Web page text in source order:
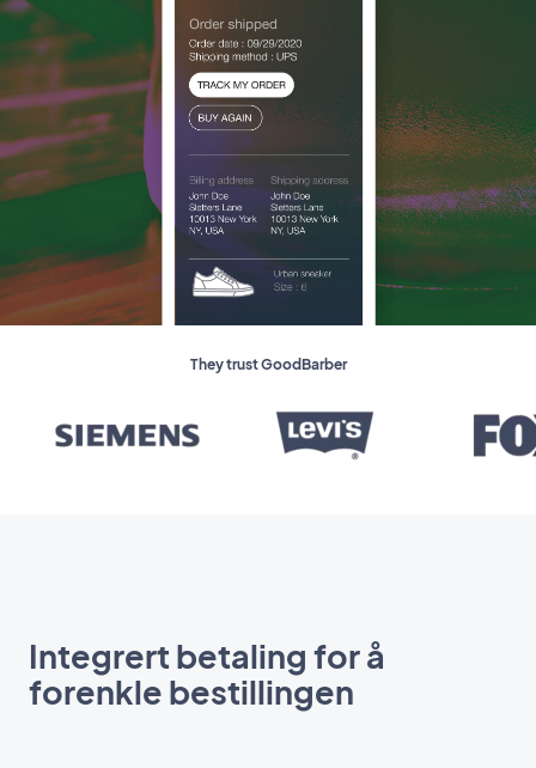
They trust GoodBarber
Integrert betaling for å
forenkle bestillingen